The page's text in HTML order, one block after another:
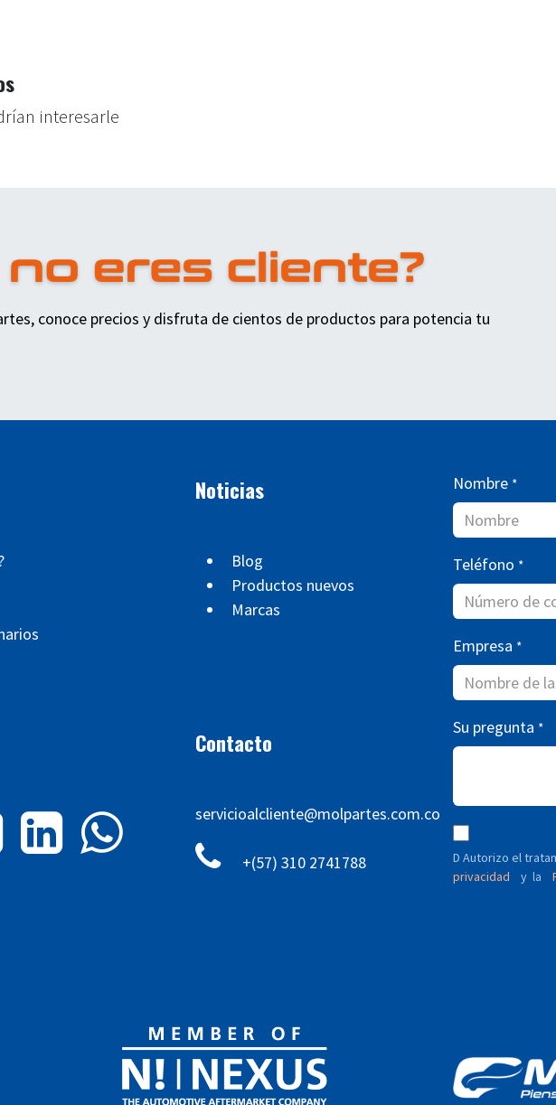
interesarle
conoce precios y disfruta de cientos de productos para potencia tu
Noticias
Blog
Productos nuevos
Marcas
Contacto
servicioalcliente@molpartes.com.co
+(57) 310 2741788
Nombre *
Teléfono *
Empresa *
Su pregunta *
D Autorizo ​​el
privacidad
y la